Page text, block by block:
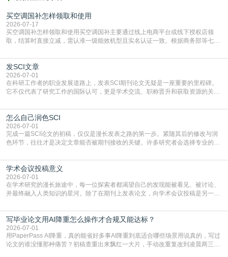
买空调国补怎样领取和使用
2026-07-17
买空调国补怎样领取和使用买空调国补主要通过线上电商平台或线下授权店领
取，结算时直接立减‌，需认准一级能效机型且实名认证一致。根据商务部等七部
能领到补贴首选‌京东APP‌搜索专属口令(如【家电补贴1637】、【国补立省
4949】等，口令会随活动更新，以页面显示为准)进入补贴专场。淘宝/天猫也可
复制粘贴【8$FKFGgJq
发SCI文章
2026-07-01
在科研工作者的职业发展道路上，发表SCI期刊论文无疑是一座重要的里程碑。
它不仅代表了研究工作的国际认可，更是学术交流、职称晋升和获取资源的关键
战与困惑。从选题立意到投稿回应，每一步都需要精心的策略与扎实的工作。本
篇AEIC学术交流中心小编就为大家介绍“发SCI文章”。一、精准定位是成功的第
一步发表SCI文章，首要解决的问题是“投
怎么自己润色SCI
2026-07-01
完成一篇SCI论文的初稿，仅仅是漫长发表之路的第一步。紧随其后的修改与润
色环节，往往才是决定文章能否被期刊接收的关键。许多研究者会选择专业的语
质量，更能在此过程中深化对学术写作的理解。如何系统、高效地打磨自己的论
文，使其在语言和学术表达上更符合国际期刊的要求，是每位研究者值得投入学
习的技能。本篇AEIC学术交流中心小编就为大家介
学术会议投稿意义
2026-07-01
在学术研究的漫长旅途中，每一位探索者都渴望自己的发现能被看见、被讨论、
并最终融入人类知识的星河。除了在期刊上发表论文，向学术会议投稿是另一个
广阔学术天地的大门，连接着个体研究与社会网络。本篇AEIC学术交流中心小编
就为大家介绍“学术会议投稿意义”。一、加速研究成果的传播与反馈学术会议通
常具有周期短、时效性强的特点。相比期刊漫长的
写毕业论文用AI降重怎么操作才合规又能达标？
2026-07-01
用PaperPass AI降重，真的能省好多事AI降重到底适合哪些场景用说真的，写过
论文的谁没懂那种痛苦？初稿查重出来飘红一大片，手动改重复改到凌晨两三